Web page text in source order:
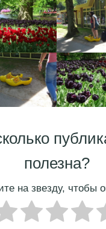
полезна?
на звезду, чтобы